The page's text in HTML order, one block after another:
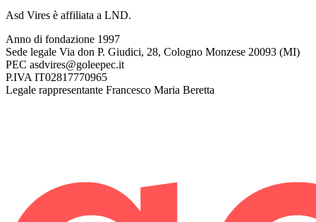
Asd Vires è affiliata a LND.
Anno di fondazione 1997
Sede legale Via don P. Giudici, 28, Cologno Monzese 20093 (MI)
PEC asdvires@goleepec.it
P.IVA IT02817770965
Legale rappresentante Francesco Maria Beretta